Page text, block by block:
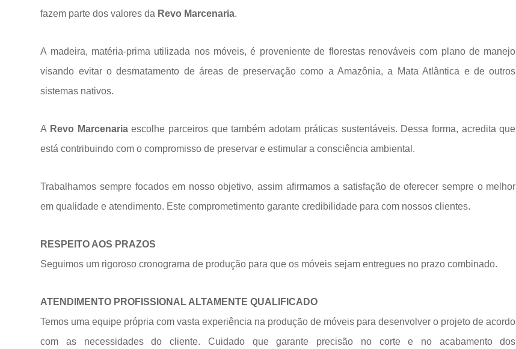
fazem parte dos valores da Revo Marcenaria.
A madeira, matéria-prima utilizada nos móveis, é proveniente de florestas renováveis com plano de manejo
visando evitar o desmatamento de áreas de preservação como a Amazônia, a Mata Atlântica e de outros
sistemas nativos.
A Revo Marcenariaescolhe parceiros que também adotam práticas sustentáveis. Dessa forma, acredita que
está contribuindo com o compromisso de preservar e estimular a consciência ambiental.
Trabalhamos sempre focados em nosso objetivo, assim afirmamos a satisfação de oferecer sempre o melhor
em qualidade e atendimento. Este comprometimento garante credibilidade para com nossos clientes.
RESPEITO AOS PRAZOS
Seguimos um rigoroso cronograma de produção para que os móveis sejam entregues no prazo combinado.
ATENDIMENTO PROFISSIONAL ALTAMENTE QUALIFICADO
Temos uma equipe própria com vasta experiência na produção de móveis para desenvolver o projeto de acordo
com as necessidades do cliente. Cuidado que garante precisão no corte e no acabamento dos